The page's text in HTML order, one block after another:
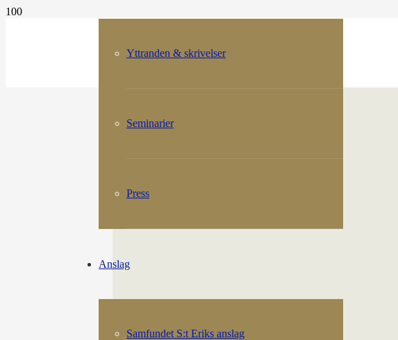
Yttranden & skrivelser
Seminarier
Press
Anslag
Samfundet S:t Eriks anslag